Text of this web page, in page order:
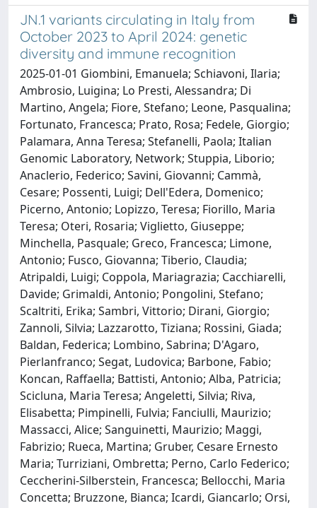
JN.1 variants circulating in Italy from
October 2023 to April 2024: genetic
diversity and immune recognition
2025-01-01 Giombini, Emanuela; Schiavoni, Ilaria;
Ambrosio, Luigina; Lo Presti, Alessandra; Di
Martino, Angela; Fiore, Stefano; Leone, Pasqualina;
Fortunato, Francesca; Prato, Rosa; Fedele, Giorgio;
Palamara, Anna Teresa; Stefanelli, Paola; Italian
Genomic Laboratory, Network; Stuppia, Liborio;
Anaclerio, Federico; Savini, Giovanni; Cammà,
Cesare; Possenti, Luigi; Dell'Edera, Domenico;
Picerno, Antonio; Lopizzo, Teresa; Fiorillo, Maria
Teresa; Oteri, Rosaria; Viglietto, Giuseppe;
Minchella, Pasquale; Greco, Francesca; Limone,
Antonio; Fusco, Giovanna; Tiberio, Claudia;
Atripaldi, Luigi; Coppola, Mariagrazia; Cacchiarelli,
Davide; Grimaldi, Antonio; Pongolini, Stefano;
Scaltriti, Erika; Sambri, Vittorio; Dirani, Giorgio;
Zannoli, Silvia; Lazzarotto, Tiziana; Rossini, Giada;
Baldan, Federica; Lombino, Sabrina; D'Agaro,
Pierlanfranco; Segat, Ludovica; Barbone, Fabio;
Koncan, Raffaella; Battisti, Antonio; Alba, Patricia;
Scicluna, Maria Teresa; Angeletti, Silvia; Riva,
Elisabetta; Pimpinelli, Fulvia; Fanciulli, Maurizio;
Massacci, Alice; Sanguinetti, Maurizio; Maggi,
Fabrizio; Rueca, Martina; Gruber, Cesare Ernesto
Maria; Turriziani, Ombretta; Perno, Carlo Federico;
Ceccherini-Silberstein, Francesca; Bellocchi, Maria
Concetta; Bruzzone, Bianca; Icardi, Giancarlo; Orsi,